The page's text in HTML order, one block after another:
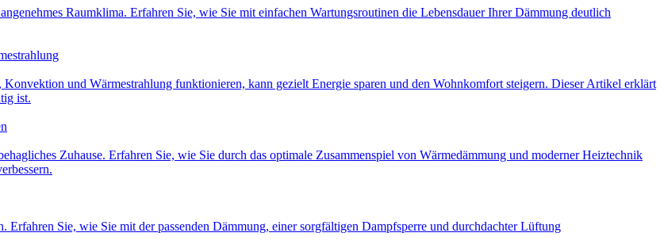
Raumklima. Erfahren Sie, wie Sie mit einfachen Wartungsroutinen die Lebensdauer Ihrer Dämmung deutlich
und Wärmestrahlung funktionieren, kann gezielt Energie sparen und den Wohnkomfort steigern. Dieser Artikel erklärt
ist.
Zuhause. Erfahren Sie, wie Sie durch das optimale Zusammenspiel von Wärmedämmung und moderner Heiztechnik
Sie, wie Sie mit der passenden Dämmung, einer sorgfältigen Dampfsperre und durchdachter Lüftung